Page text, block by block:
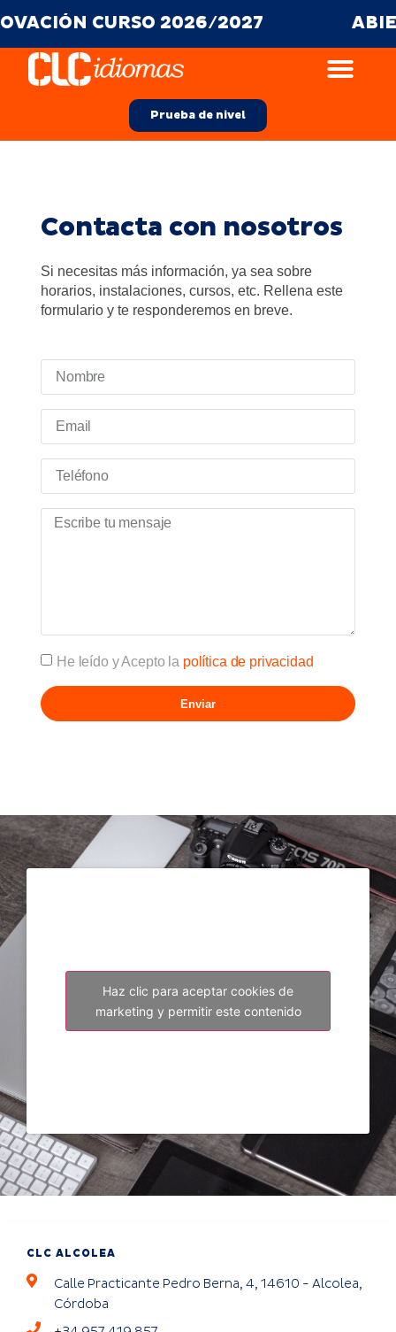
CURSO 2026/2027
Prueba de nivel
Contacta con nosotros
Si necesitas más información, ya sea sobre
horarios, instalaciones, cursos, etc. Rellena este
formulario y te responderemos en breve.
He leído y Acepto la política de privacidad
Enviar
Haz clic para aceptar cookies de
marketing y permitir este contenido
CLC ALCOLEA
Calle Practicante Pedro Berna, 4, 14610 - Alcolea,
Córdoba